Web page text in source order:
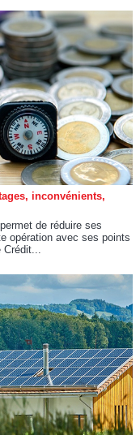
inconvénients,
de réduire ses
opération avec ses points